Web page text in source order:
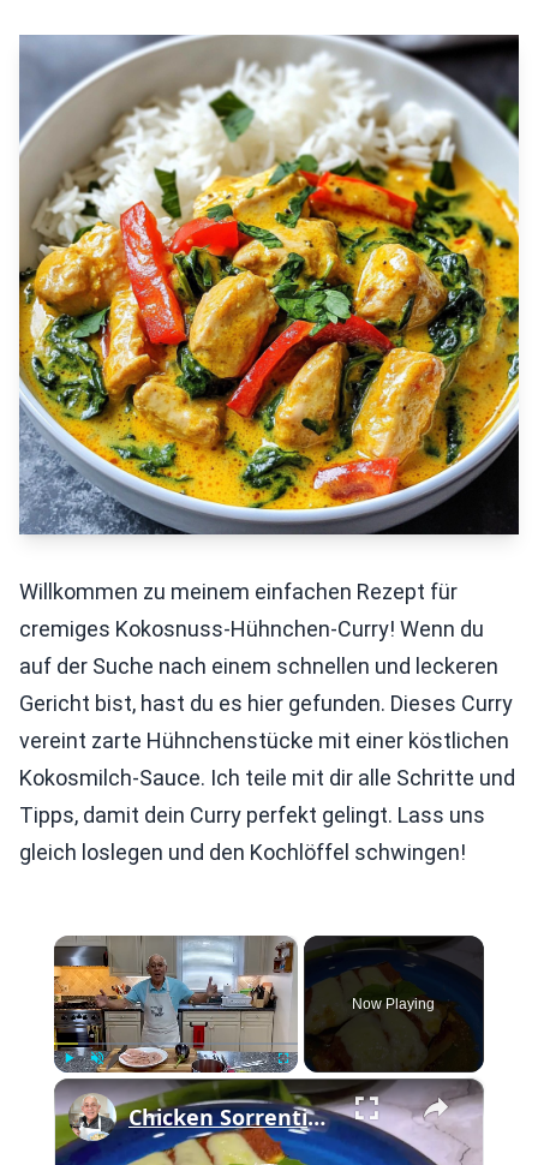
Willkommen zu meinem einfachen Rezept für
cremiges Kokosnuss-Hühnchen-Curry! Wenn du
auf der Suche nach einem schnellen und leckeren
Gericht bist, hast du es hier gefunden. Dieses Curry
vereint zarte Hühnchenstücke mit einer köstlichen
Kokosmilch-Sauce. Ich teile mit dir alle Schritte und
Tipps, damit dein Curry perfekt gelingt. Lass uns
gleich loslegen und den Kochlöffel schwingen!
×
Play Fullscreen
Now Playing
×
Chicken Sorrentino Recipe by Pasquale Sciarappa